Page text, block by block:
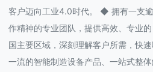
客户迈向工业4.0时代。 ◆ 拥有一支
作精神的专业团队，提供高效、专业
国主要区域，深刻理解客户所需，快
一流的智能制造设备产品、一站式整